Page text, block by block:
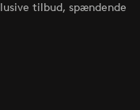
tilbud, spændende